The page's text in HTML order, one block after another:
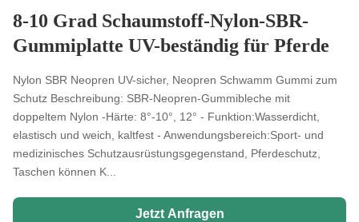
8-10 Grad Schaumstoff-Nylon-SBR-
Gummiplatte UV-beständig für Pferde
Nylon SBR Neopren UV-sicher, Neopren Schwamm Gummi zum
Schutz Beschreibung: SBR-Neopren-Gummibleche mit
doppeltem Nylon -Härte: 8°-10°, 12° - Funktion:Wasserdicht,
elastisch und weich, kaltfest - Anwendungsbereich:Sport- und
medizinisches Schutzausrüstungsgegenstand, Pferdeschutz,
Taschen können K...
Jetzt Anfragen